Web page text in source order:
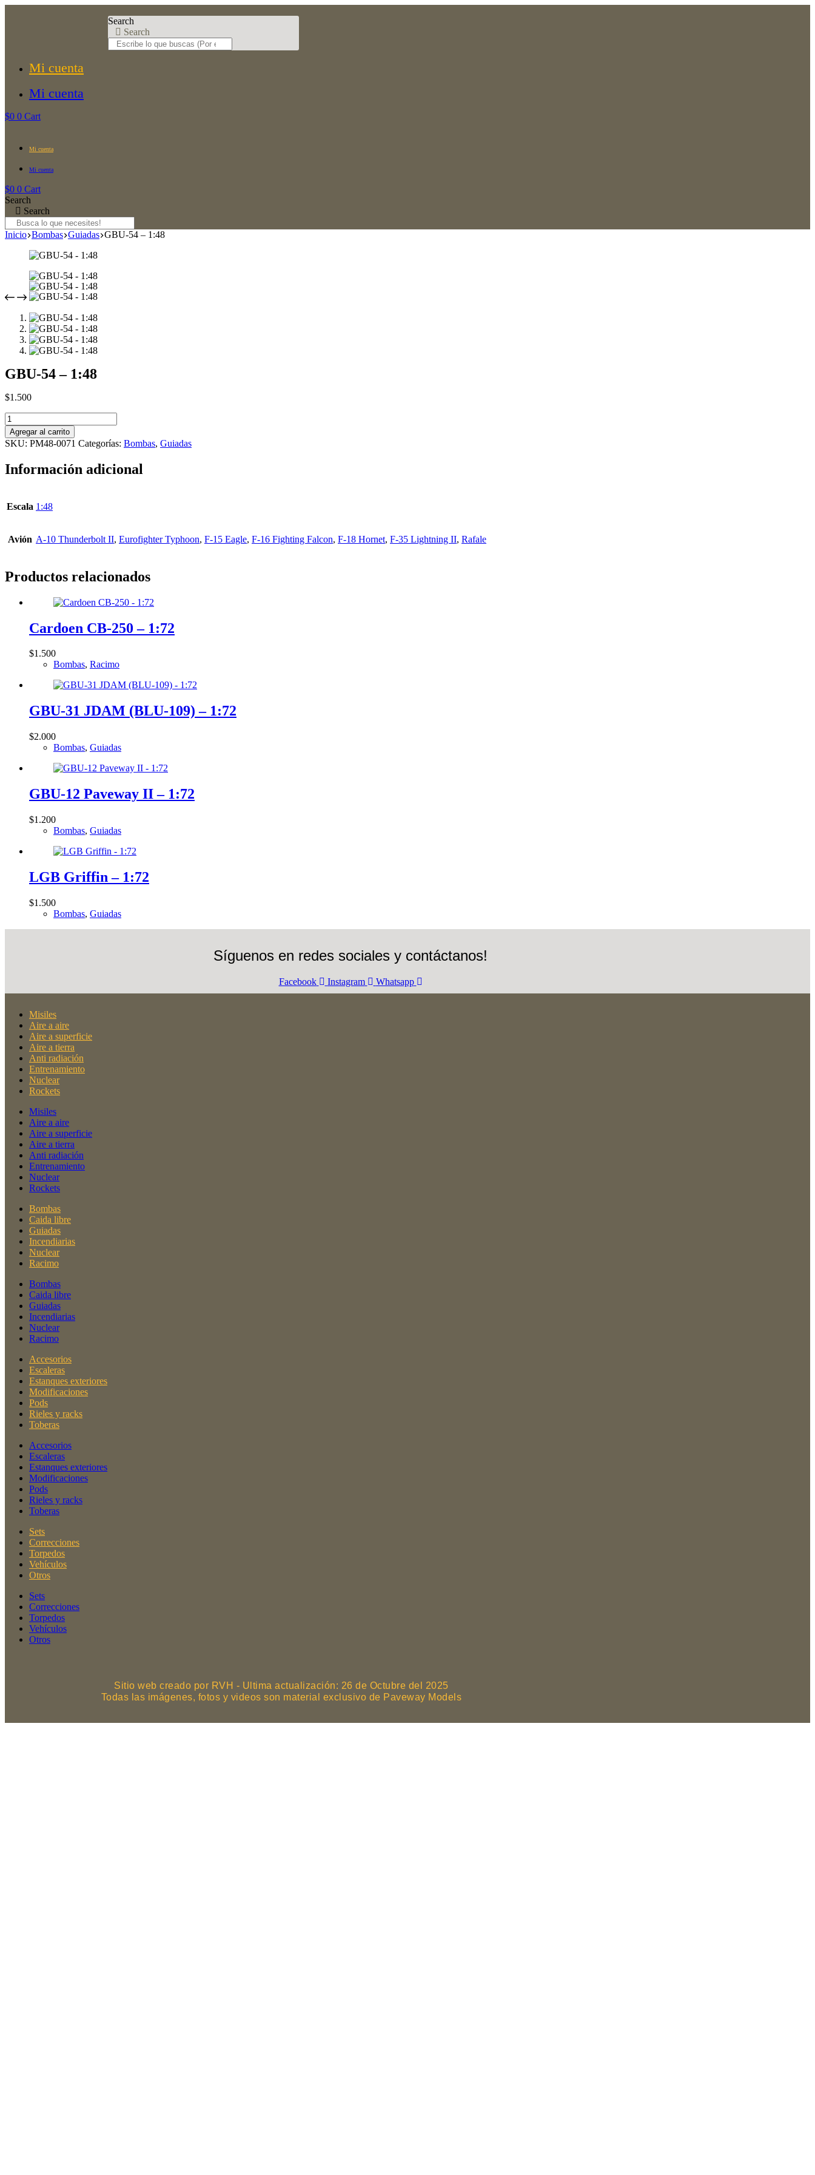
Search
Search
Mi cuenta
Mi cuenta
$0 0 Cart
Mi cuenta
Mi cuenta
$0 0 Cart
Search
Search
Inicio Bombas Guiadas GBU-54 – 1:48
GBU-54 – 1:48
$1.500
GBU-
54
-
1:48
Agregar al carrito
SKU: PM48-0071 Categorías: Bombas, Guiadas
Información adicional
Escala 1:48
Avión A-10 Thunderbolt II, Eurofighter Typhoon, F-15 Eagle, F-16 Fighting Falcon, F-18 Hornet, F-35 Lightning II, Rafale
Productos relacionados
Cardoen CB-250 – 1:72
$1.500
Bombas, Racimo
GBU-31 JDAM (BLU-109) – 1:72
$2.000
Bombas, Guiadas
GBU-12 Paveway II – 1:72
$1.200
Bombas, Guiadas
LGB Griffin – 1:72
$1.500
Bombas, Guiadas
Síguenos en redes sociales y contáctanos!
Facebook Instagram Whatsapp
Misiles
Aire a aire
Aire a superficie
Aire a tierra
Anti radiación
Entrenamiento
Nuclear
Rockets
Misiles
Aire a aire
Aire a superficie
Aire a tierra
Anti radiación
Entrenamiento
Nuclear
Rockets
Bombas
Caida libre
Guiadas
Incendiarias
Nuclear
Racimo
Bombas
Caida libre
Guiadas
Incendiarias
Nuclear
Racimo
Accesorios
Escaleras
Estanques exteriores
Modificaciones
Pods
Rieles y racks
Toberas
Accesorios
Escaleras
Estanques exteriores
Modificaciones
Pods
Rieles y racks
Toberas
Sets
Correcciones
Torpedos
Vehículos
Otros
Sets
Correcciones
Torpedos
Vehículos
Otros
Sitio web creado por RVH - Ultima actualización: 26 de Octubre del 2025
Todas las imágenes, fotos y videos son material exclusivo de Paveway Models